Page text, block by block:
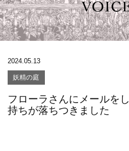
2024.05.13
妖精の庭
フローラさんにメールを
持ちが落ちつきました